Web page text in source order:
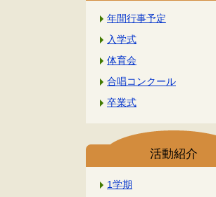
年間行事予定
入学式
体育会
合唱コンクール
卒業式
活動紹介
1学期